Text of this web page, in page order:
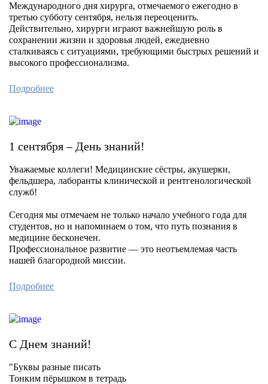
Международного дня хирурга, отмечаемого ежегодно в
третью субботу сентября, нельзя переоценить.
Действительно, хирурги играют важнейшую роль в
сохранении жизни и здоровья людей, ежедневно
сталкиваясь с ситуациями, требующими быстрых решений и
высокого профессионализма.
Подробнее
1 сентября – День знаний!
Уважаемые коллеги! Медицинские сёстры, акушерки,
фельдшера, лаборанты клинической и рентгенологической
служб!
Сегодня мы отмечаем не только начало учебного года для
студентов, но и напоминаем о том, что путь познания в
медицине бесконечен.
Профессиональное развитие — это неотъемлемая часть
нашей благородной миссии.
Подробнее
С Днем знаний!
"Буквы разные писать
Тонким пёрышком в тетрадь